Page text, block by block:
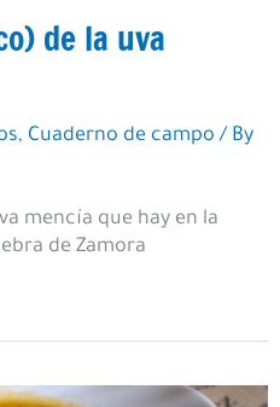
de la uva
, Cuaderno de campo / By
mencía que hay en la
de Zamora